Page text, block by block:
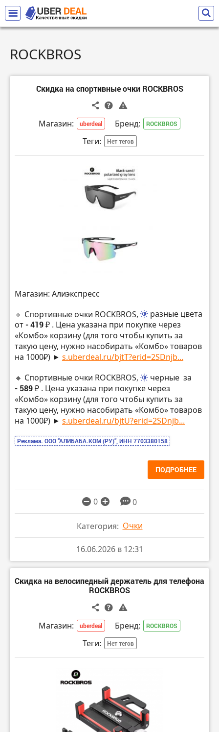
ROCKBROS
Скидка на спортивные очки ROCKBROS
Магазин: uberdeal Бренд: ROCKBROS
Теги: Нет тегов
Магазин: Алиэкспресс
🔸 Спортивные очки ROCKBROS,
разные цвета
от- 419 ₽ . Цена указана при покупке через
«Комбо» корзину (для того чтобы купить за
такую цену, нужно насобирать «Комбо» товаров
на 1000₽) ► s.uberdeal.ru/bjtT?erid=2SDnjb...
🔸 Спортивные очки ROCKBROS,
черные за
- 589 ₽ . Цена указана при покупке через
«Комбо» корзину (для того чтобы купить за
такую цену, нужно насобирать «Комбо» товаров
на 1000₽) ► s.uberdeal.ru/bjtU?erid=2SDnjb...
Реклама. ООО “АЛИБАБА.КОМ (РУ)”, ИНН 7703380158
ПОДРОБНЕЕ
0 0
Категория: Очки
16.06.2026 в 12:31
Скидка на велосипедный держатель для телефона
ROCKBROS
Магазин: uberdeal Бренд: ROCKBROS
Теги: Нет тегов